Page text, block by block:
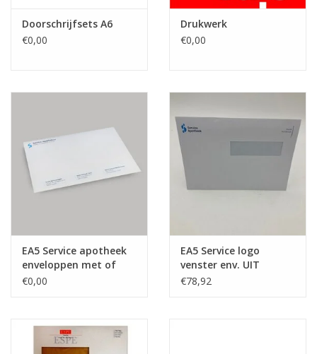
Doorschrijfsets A6
€0,00
Drukwerk
€0,00
EA5 Service apotheek
enveloppen met of
zonder venster
€0,00
EA5 Service logo
venster env. UIT
VOORRAAD
€78,92